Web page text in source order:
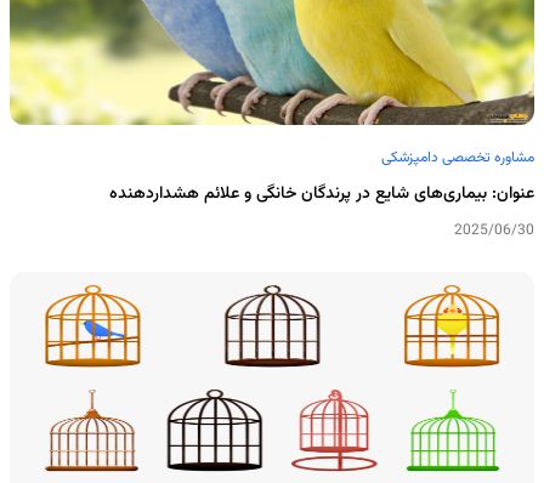
مشاوره تخصصی دامپزشکی
عنوان: بیماری‌های شایع در پرندگان خانگی و علائم هشداردهنده
2025/06/30